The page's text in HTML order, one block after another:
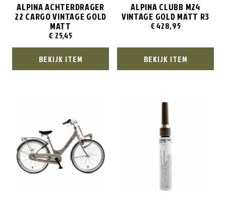
ALPINA ACHTERDRAGER
22 CARGO VINTAGE GOLD
MATT
€ 25,45
BEKIJK ITEM
ALPINA CLUBB M24
VINTAGE GOLD MATT R3
€428,95
BEKIJK ITEM